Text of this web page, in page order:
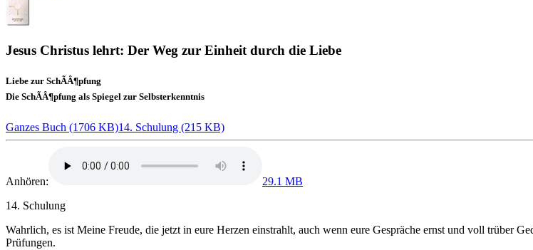
Jesus Christus lehrt: Der Weg zur Einheit durch die Liebe
Liebe zur SchÃÂ¶pfung
Die SchÃÂ¶pfung als Spiegel zur Selbsterkenntnis
Ganzes Buch (1706 KB)14. Schulung (215 KB)
Anhören:
29.1 MB
14. Schulung
Wahrlich, es ist Meine Freude, die jetzt in eure Herzen einstrahlt, auch wenn eure Gespräche ernst und voll trüber
Prüfungen.